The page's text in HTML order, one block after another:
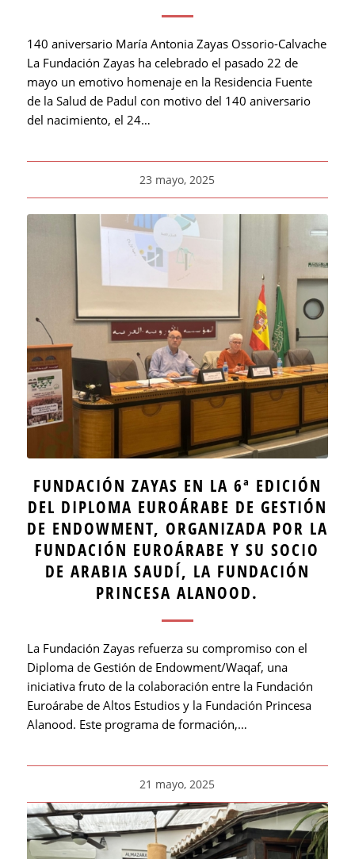
140 aniversario María Antonia Zayas Ossorio-Calvache
La Fundación Zayas ha celebrado el pasado 22 de
mayo un emotivo homenaje en la Residencia Fuente
de la Salud de Padul con motivo del 140 aniversario
del nacimiento, el 24…
23 mayo, 2025
FUNDACIÓN ZAYAS EN LA 6ª EDICIÓN
DEL DIPLOMA EUROÁRABE DE GESTIÓN
DE ENDOWMENT, ORGANIZADA POR LA
FUNDACIÓN EUROÁRABE Y SU SOCIO
DE ARABIA SAUDÍ, LA FUNDACIÓN
PRINCESA ALANOOD.
La Fundación Zayas refuerza su compromiso con el
Diploma de Gestión de Endowment/Waqaf, una
iniciativa fruto de la colaboración entre la Fundación
Euroárabe de Altos Estudios y la Fundación Princesa
Alanood. Este programa de formación,…
21 mayo, 2025